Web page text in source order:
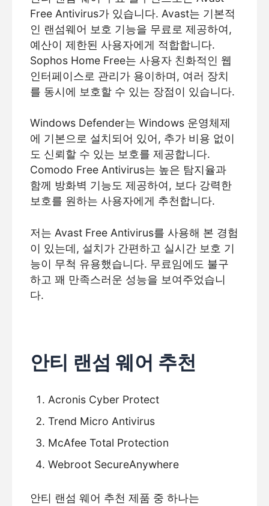
Free Antivirus가 있습니다. Avast는 기본적
인 랜섬웨어 보호 기능을 무료로 제공하여,
예산이 제한된 사용자에게 적합합니다.
Sophos Home Free는 사용자 친화적인 웹
인터페이스로 관리가 용이하며, 여러 장치
를 동시에 보호할 수 있는 장점이 있습니다.
Windows Defender는 Windows 운영체제
에 기본으로 설치되어 있어, 추가 비용 없이
도 신뢰할 수 있는 보호를 제공합니다.
Comodo Free Antivirus는 높은 탐지율과
함께 방화벽 기능도 제공하여, 보다 강력한
보호를 원하는 사용자에게 추천합니다.
저는 Avast Free Antivirus를 사용해 본 경험
이 있는데, 설치가 간편하고 실시간 보호 기
능이 무척 유용했습니다. 무료임에도 불구
하고 꽤 만족스러운 성능을 보여주었습니
다.
안티 랜섬 웨어 추천
Acronis Cyber Protect
Trend Micro Antivirus
McAfee Total Protection
Webroot SecureAnywhere
안티 랜섬 웨어 추천 제품 중 하나는